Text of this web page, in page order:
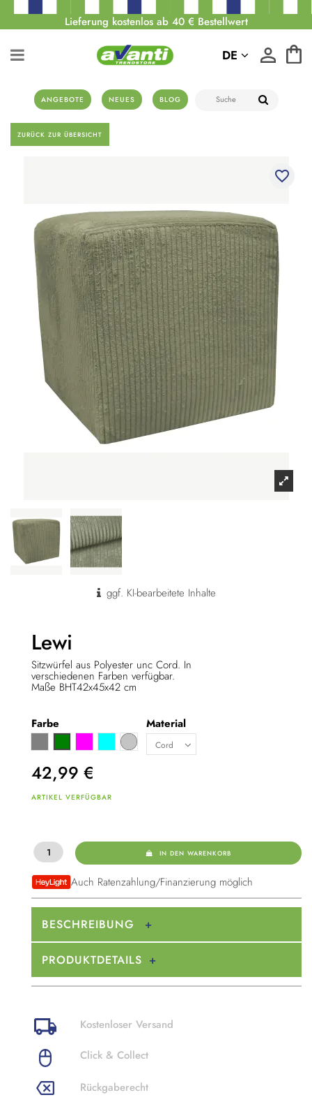
Lieferung kostenlos ab 40 € Bestellwert
ANGEBOTE NEUES BLOG
DE
ZURÜCK ZUR ÜBERSICHT
favorite_border
ggf. KI-bearbeitete Inhalte
Lewi
Sitzwürfel aus Polyester unc Cord. In
verschiedenen Farben verfügbar.
Maße BHT42x45x42 cm
Farbe
Türkis Hellgrau
Material
42,99 €
ARTIKEL VERFÜGBAR
IN DEN WARENKORB
Auch Ratenzahlung/Finanzierung möglich
BESCHREIBUNG
PRODUKTDETAILS
Kostenloser Versand
Click & Collect
Rückgaberecht